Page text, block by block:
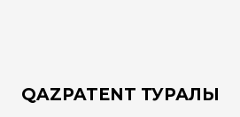
QAZPATENT ТУРАЛЫ